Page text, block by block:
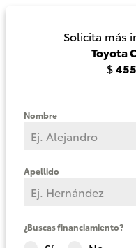
Solicita más
Toyota
$
Nombre
Apellido
¿Buscas financiamiento?